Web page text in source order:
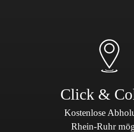
Click &
Kostenlose
Rhein-Ruhr